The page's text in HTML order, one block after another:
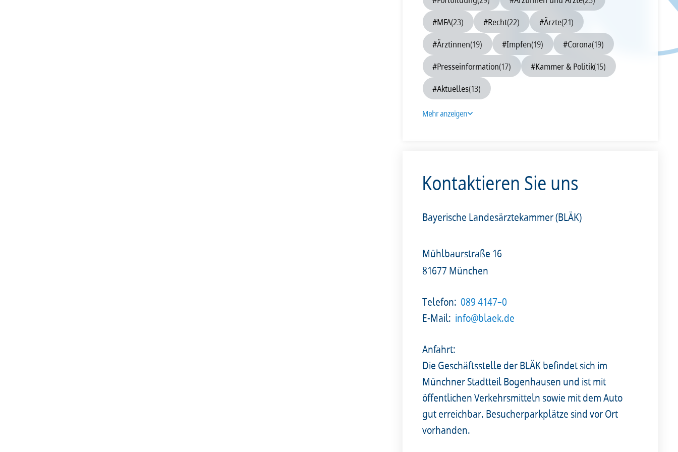
2009 2008
#MFA(23) #Recht(22) #Ärzte(21)
#Ärztinnen(19) #Impfen(19) #Corona(19)
#Presseinformation(17) #Kammer & Politik(15)
#Aktuelles(13)
Mehr anzeigen
Kontaktieren Sie uns
Bayerische Landesärztekammer (BLÄK)
Mühlbaurstraße 16
81677 München
Telefon: 089 4147–0
E-Mail: info@blaek.de
Anfahrt:
Die Geschäftsstelle der BLÄK befindet sich im
Münchner Stadtteil Bogenhausen und ist mit
öffentlichen Verkehrsmitteln sowie mit dem Auto
gut erreichbar. Besucherparkplätze sind vor Ort
vorhanden.